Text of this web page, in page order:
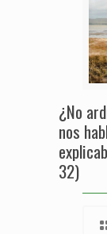
¿No
nos
32)